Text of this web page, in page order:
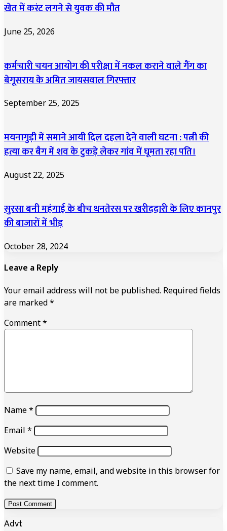
खेत में करंट लगने से युवक की मौत
June 25, 2026
कर्मचारी चयन आयोग की परीक्षा में नकल कराने वाले गैंग का
बेगूसराय के अमित जायसवाल गिरफ्तार
September 25, 2025
मयनागुड़ी में समाने आयी दिल दहला देने वाली घटना : पत्नी की
हत्या कर बैग में शव के टुकड़े लेकर गांव में घूमता रहा पति।
August 22, 2025
सुरसा बनी महंगाई के बीच धनतेरस पर खरीददारी के लिए कानपुर
की बाजारों में भीड़
October 28, 2024
Leave a Reply
Your email address will not be published. Required fields
are marked*
Comment*
Name*
Email *
Website
Save my name, email, and website in this browser for
the next time I comment.
Advt